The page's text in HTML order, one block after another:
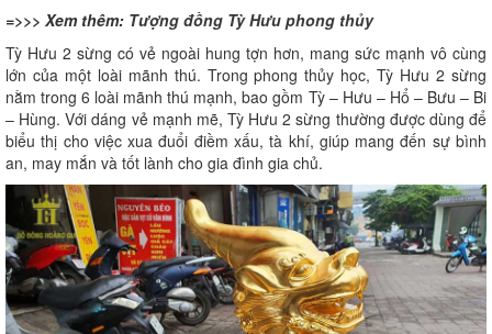
=>>> Xem thêm: Tượng đồng Tỳ Hưu phong thủy
Tỳ Hưu 2 sừng có vẻ ngoài hung tợn hơn, mang sức mạnh vô cùng
lớn của một loài mãnh thú. Trong phong thủy học, Tỳ Hưu 2 sừng
nằm trong 6 loài mãnh thú mạnh, bao gồm Tỳ – Hưu – Hổ – Bưu – Bi
– Hùng. Với dáng vẻ mạnh mẽ, Tỳ Hưu 2 sừng thường được dùng để
biểu thị cho việc xua đuổi điềm xấu, tà khí, giúp mang đến sự bình
an, may mắn và tốt lành cho gia đình gia chủ.